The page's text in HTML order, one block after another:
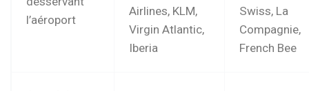
l’aéroport
Airlines, KLM,
Virgin Atlantic,
Iberia
Swiss, La
Compagnie,
French Bee